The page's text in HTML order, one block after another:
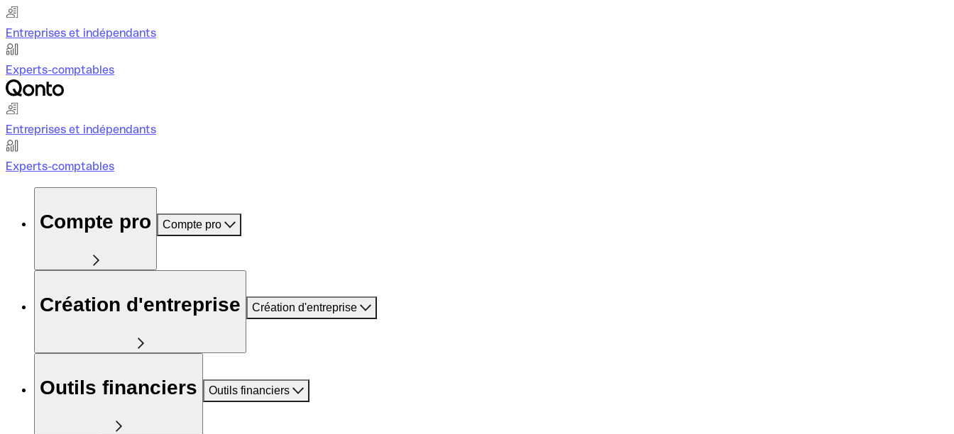
Entreprises et indépendants
Experts-comptables
Entreprises et indépendants
Experts-comptables
Compte pro Compte pro
Création d'entreprise Création d'entreprise
Outils financiers Outils financiers